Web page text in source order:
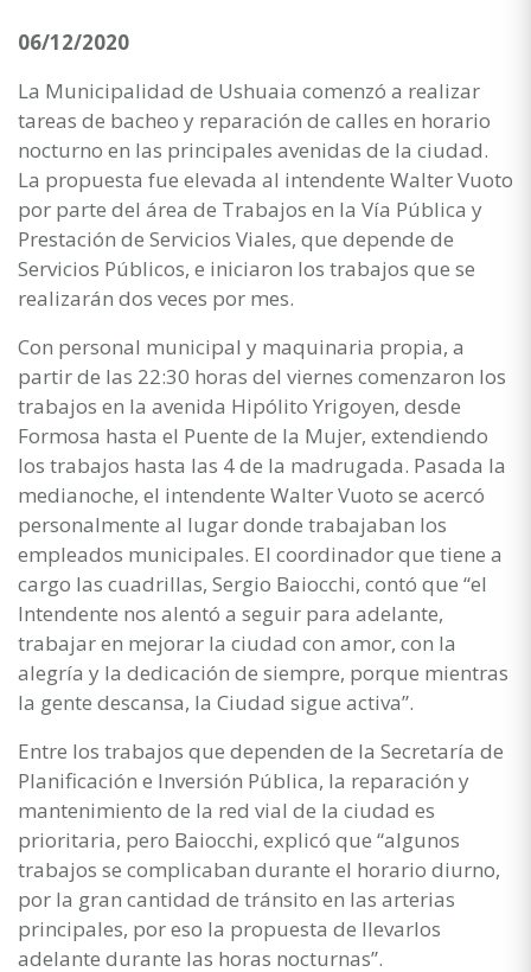
06/12/2020
La Municipalidad de Ushuaia comenzó a realizar
tareas de bacheo y reparación de calles en horario
nocturno en las principales avenidas de la ciudad.
La propuesta fue elevada al intendente Walter Vuoto
por parte del área de Trabajos en la Vía Pública y
Prestación de Servicios Viales, que depende de
Servicios Públicos, e iniciaron los trabajos que se
realizarán dos veces por mes.
Con personal municipal y maquinaria propia, a
partir de las 22:30 horas del viernes comenzaron los
trabajos en la avenida Hipólito Yrigoyen, desde
Formosa hasta el Puente de la Mujer, extendiendo
los trabajos hasta las 4 de la madrugada. Pasada la
medianoche, el intendente Walter Vuoto se acercó
personalmente al lugar donde trabajaban los
empleados municipales. El coordinador que tiene a
cargo las cuadrillas, Sergio Baiocchi, contó que “el
Intendente nos alentó a seguir para adelante,
trabajar en mejorar la ciudad con amor, con la
alegría y la dedicación de siempre, porque mientras
la gente descansa, la Ciudad sigue activa”.
Entre los trabajos que dependen de la Secretaría de
Planificación e Inversión Pública, la reparación y
mantenimiento de la red vial de la ciudad es
prioritaria, pero Baiocchi, explicó que “algunos
trabajos se complicaban durante el horario diurno,
por la gran cantidad de tránsito en las arterias
principales, por eso la propuesta de llevarlos
adelante durante las horas nocturnas”.